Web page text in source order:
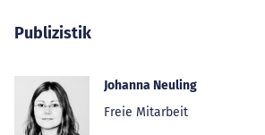
Publizistik
Johanna Neuling
Freie Mitarbeit